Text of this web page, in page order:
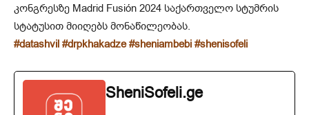
კონგრესზე Madrid Fusión 2024 საქართველო სტუმრის
სტატუსით მიიღებს მონაწილეობას.
#datashvil #drpkhakadze #sheniambebi #shenisofeli
SheniSofeli.ge